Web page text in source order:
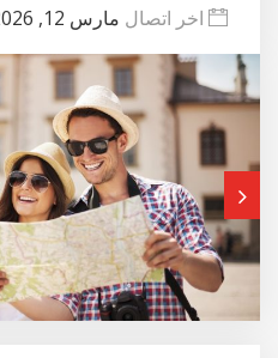
اخر اتصال مارس 12, 2026